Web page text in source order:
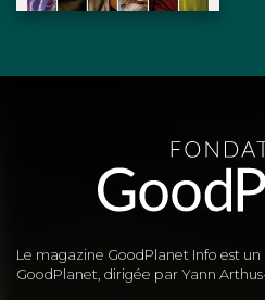
Le magazine GoodPlanet Info est
GoodPlanet, dirigée par Yann